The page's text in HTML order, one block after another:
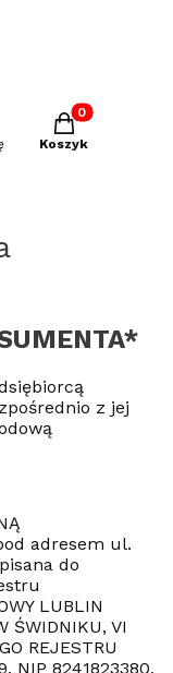
Produkty w
Koszyk
z jej
adresem ul.
do
LUBLIN
ŚWIDNIKU, VI
REJESTRU
NIP 8241823380,